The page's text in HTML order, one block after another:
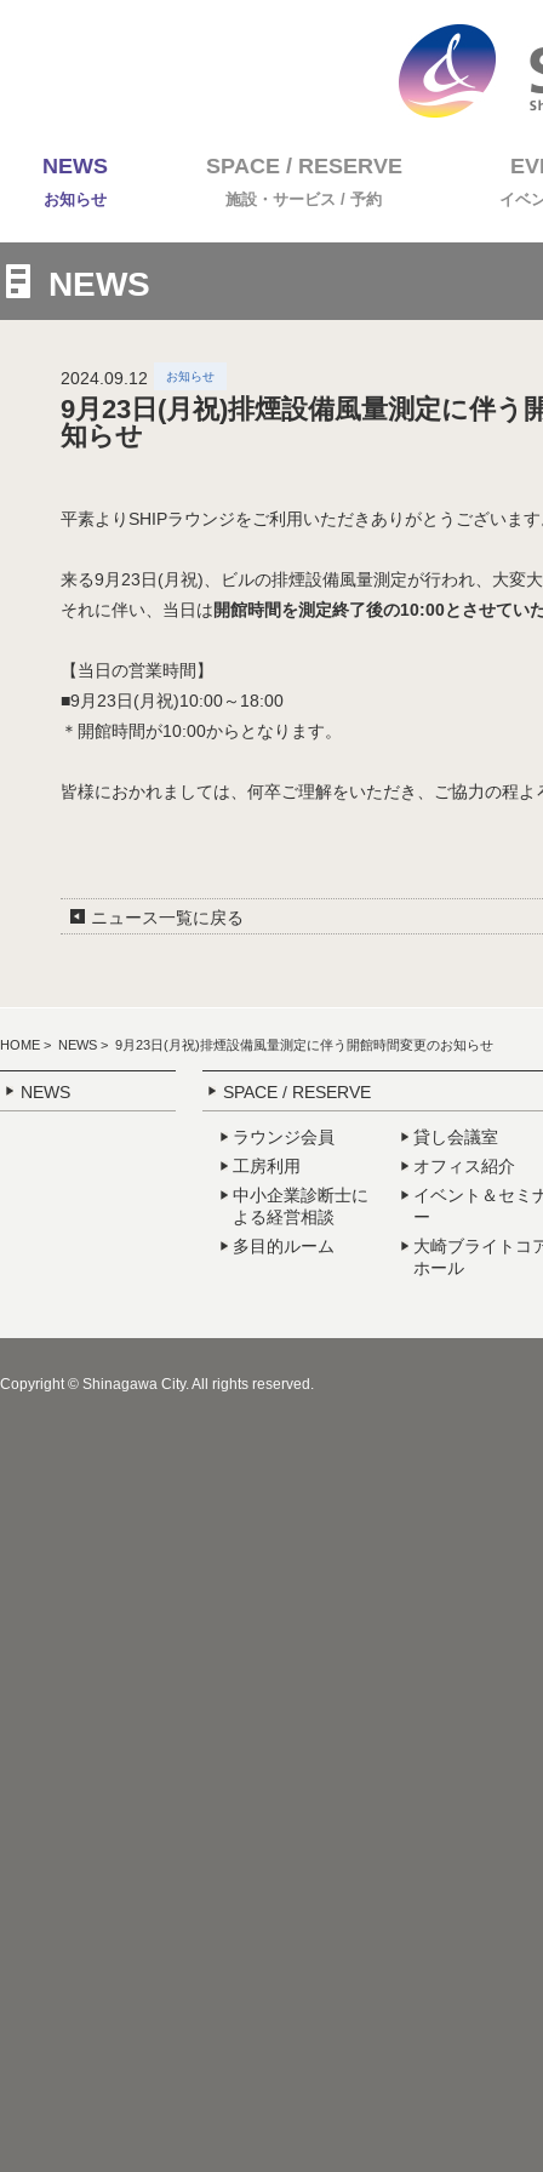
NEWS
お知らせ
SPACE / RESERVE
施設・サービス / 予約 イベ
NEWS
2024.09.12
9月23日(月祝)排煙設備風量測定に伴う
知らせ
平素よりSHIPラウンジをご利用いただきありがとうございま
来る9月23日(月祝)、ビルの排煙設備風量測定が行われ、大変
それに伴い、当日は開館時間を測定終了後の10:00とさせてい
【当日の営業時間】
■9月23日(月祝)10:00～18:00
＊開館時間が10:00からとなります。
皆様におかれましては、何卒ご理解をいただき、ご協力の程
ニュース一覧に戻る
HOME > NEWS > 9月23日(月祝)排煙設備風量測定に伴う開館時間変更のお知らせ
NEWS SPACE / RESERVE
ラウンジ会員
工房利用
中小企業診断士に
よる経営相談
多目的ルーム
貸し会議室
オフィス紹介
イベント＆セミ
ー
大崎ブライトコ
ホール
Copyright © Shinagawa City. All rights reserved.